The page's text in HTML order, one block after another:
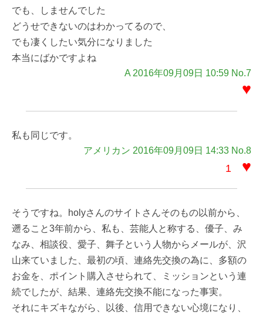
でも、しませんでした
どうせできないのはわかってるので、
でも凄くしたい気分になりました
本当にばかですよね
A 2016年09月09日 10:59 No.7
♥
私も同じです。
アメリカン 2016年09月09日 14:33 No.8
1 ♥
そうですね。holyさんのサイトさんそのもの以前から、
遡ること3年前から、私も、芸能人と称する、優子、み
なみ、相談役、愛子、舞子という人物からメールが、沢
山来ていました、最初の頃、連絡先交換の為に、多額の
お金を、ポイント購入させられて、ミッションという連
続でしたが、結果、連絡先交換不能になった事実。
それにキズキながら、以後、信用できない心境になり、